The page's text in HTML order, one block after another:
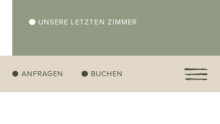
ANFRAGEN BUCHEN
UNSERE LETZTEN ZIMMER